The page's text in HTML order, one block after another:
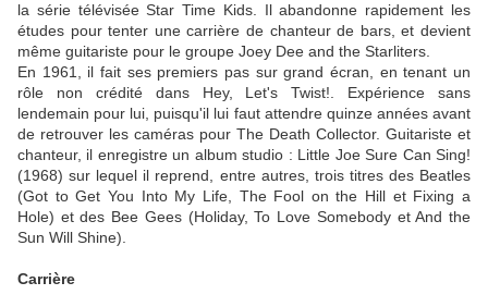
la série télévisée Star Time Kids. Il abandonne rapidement les
études pour tenter une carrière de chanteur de bars, et devient
même guitariste pour le groupe Joey Dee and the Starliters.
En 1961, il fait ses premiers pas sur grand écran, en tenant un
rôle non crédité dans Hey, Let's Twist!. Expérience sans
lendemain pour lui, puisqu'il lui faut attendre quinze années avant
de retrouver les caméras pour The Death Collector. Guitariste et
chanteur, il enregistre un album studio : Little Joe Sure Can Sing!
(1968) sur lequel il reprend, entre autres, trois titres des Beatles
(Got to Get You Into My Life, The Fool on the Hill et Fixing a
Hole) et des Bee Gees (Holiday, To Love Somebody et And the
Sun Will Shine).
Carrière